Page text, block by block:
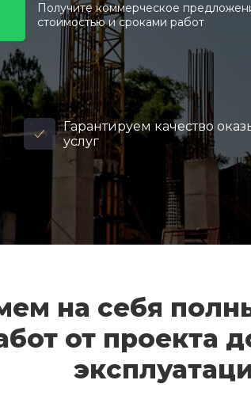
Получите коммерческое
стоимостью и сроками работ
Гарантируем качество
услуг
на себя
от проекта